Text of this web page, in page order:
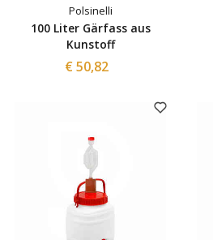
Polsinelli
100 Liter Gärfass aus
Kunstoff
€ 50,82